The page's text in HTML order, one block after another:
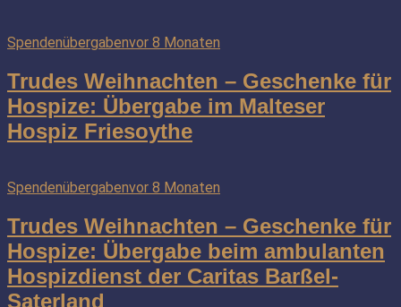
Spendenübergabenvor 8 Monaten
Trudes Weihnachten – Geschenke für
Hospize: Übergabe im Malteser
Hospiz Friesoythe
Spendenübergabenvor 8 Monaten
Trudes Weihnachten – Geschenke für
Hospize: Übergabe beim ambulanten
Hospizdienst der Caritas Barßel-
Saterland